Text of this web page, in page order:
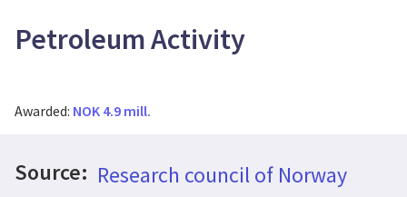
Petroleum Activity
Awarded: NOK 4.9 mill.
Source: Research council of Norway